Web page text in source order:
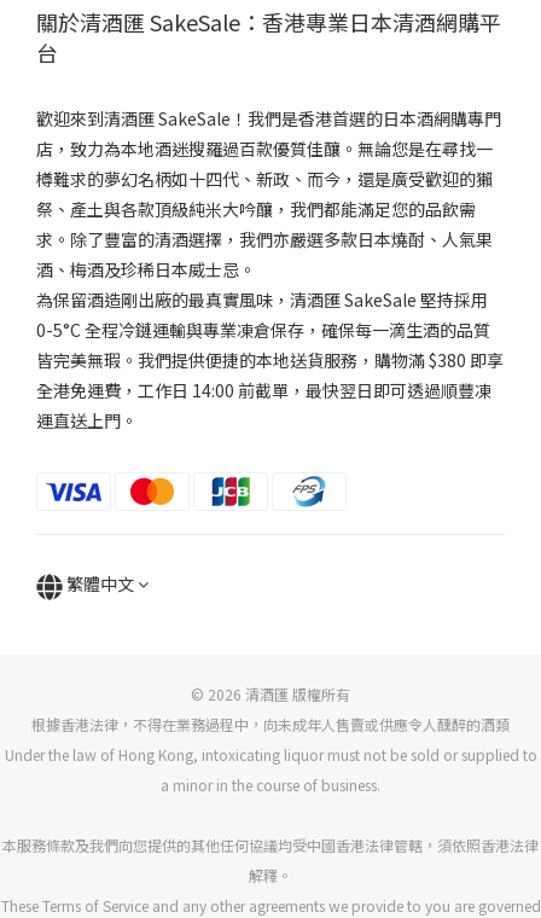
關於清酒匯 SakeSale：香港專業日本清酒網購平
台
歡迎來到清酒匯 SakeSale！我們是香港首選的日本酒網購專門
店，致力為本地酒迷搜羅過百款優質佳釀。無論您是在尋找一
樽難求的夢幻名柄如十四代、新政、而今，還是廣受歡迎的獺
祭、產土與各款頂級純米大吟釀，我們都能滿足您的品飲需
求。除了豐富的清酒選擇，我們亦嚴選多款日本燒酎、人氣果
酒、梅酒及珍稀日本威士忌。
為保留酒造剛出廠的最真實風味，清酒匯 SakeSale 堅持採用
0-5°C 全程冷鏈運輸與專業凍倉保存，確保每一滴生酒的品質
皆完美無瑕。我們提供便捷的本地送貨服務，購物滿 $380 即享
全港免運費，工作日 14:00 前截單，最快翌日即可透過順豐凍
運直送上門。
繁體中文
© 2026 清酒匯 版權所有
根據香港法律，不得在業務過程中，向未成年人售賣或供應令人醺醉的酒類
Under the law of Hong Kong, intoxicating liquor must not be sold or supplied to
a minor in the course of business.
本服務條款及我們向您提供的其他任何協議均受中國香港法律管轄，須依照香港法律
解釋。
These Terms of Service and any other agreements we provide to you are governed